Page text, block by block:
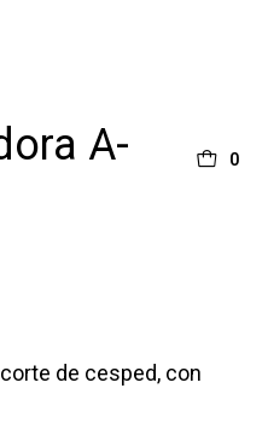
0
A-
corte de cesped, con